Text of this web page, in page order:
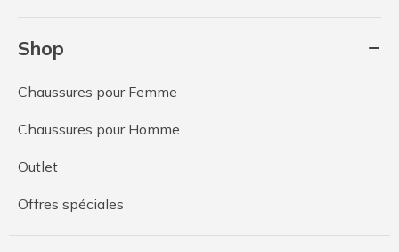
Shop
Chaussures pour Femme
Chaussures pour Homme
Outlet
Offres spéciales